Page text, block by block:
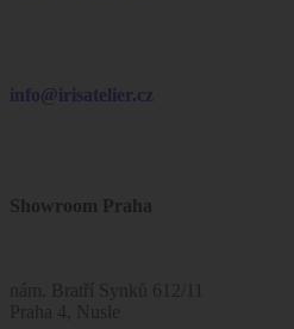
info@irisatelier.cz
Showroom Praha